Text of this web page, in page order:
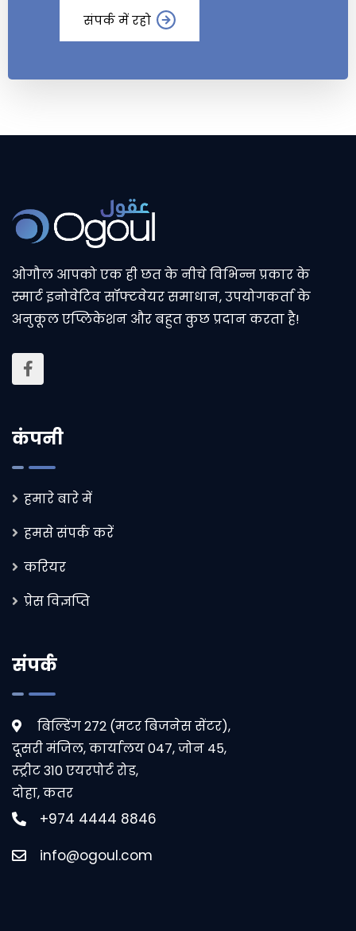
संपर्क में रहो
ओगौल आपको एक ही छत के नीचे विभिन्न प्रकार के
स्मार्ट इनोवेटिव सॉफ्टवेयर समाधान, उपयोगकर्ता के
अनुकूल एप्लिकेशन और बहुत कुछ प्रदान करता है!
कंपनी
हमारे बारे में
हमसे संपर्क करें
करियर
प्रेस विज्ञप्ति
संपर्क
बिल्डिंग 272 (मटर बिजनेस सेंटर),
दूसरी मंजिल, कार्यालय 047, जोन 45,
स्ट्रीट 310 एयरपोर्ट रोड,
दोहा, कतर
+974 4444 8846
info@ogoul.com